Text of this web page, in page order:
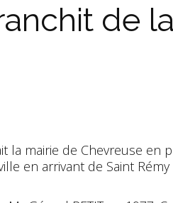
de
la mairie de Chevreuse en
en arrivant de Saint Rémy